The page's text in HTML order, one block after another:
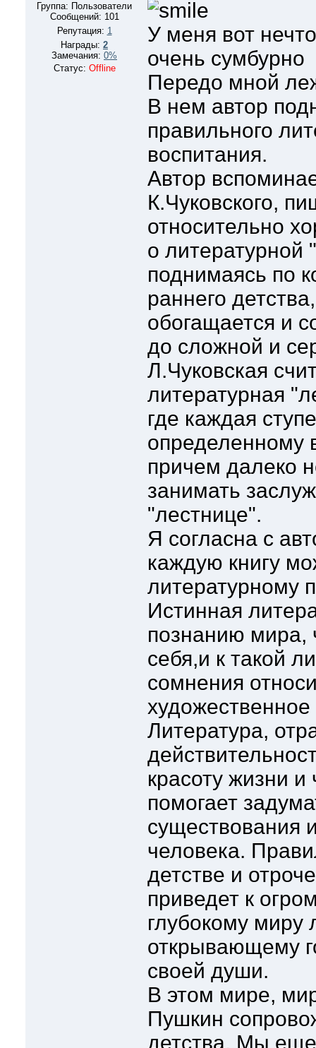
Группа: Пользователи
Сообщений: 101
Репутация: 1
Награды: 2
Замечания: 0%
Статус: Offline
У меня вот
очень сумбурно
Передо мной
В нем автор
правильного
воспитания.
Автор
К.Чуковского,
относительно
о литературной
поднимаясь по
раннего
обогащается и
до сложной и
Л.Чуковская
литературная
где каждая
определенному
причем далеко
занимать
"лестнице".
Я согласна с
каждую книгу
литературному
Истинная
познанию мира,
себя,и к такой
сомнения
Литература,
красоту жизни и
помогает
существования
человека.
детстве и
приведет к
глубокому миру
открывающему
своей души.
В этом мире,
Пушкин
детства. Мы